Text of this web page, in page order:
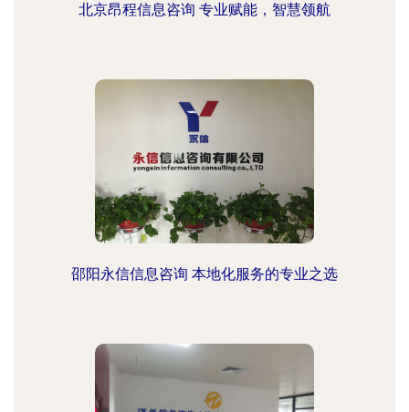
北京昂程信息咨询 专业赋能，智慧领航
邵阳永信信息咨询 本地化服务的专业之选